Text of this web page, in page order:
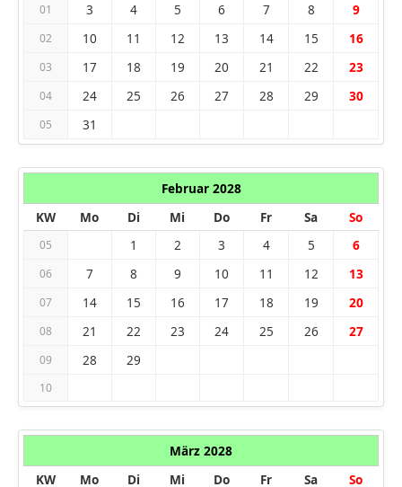
01 3 4 5 6 7 8 9
02 10 11 12 13 14 15 16
03 17 18 19 20 21 22 23
04 24 25 26 27 28 29 30
05 31
Februar 2028
KW
Mo Di Mi Do Fr Sa So
05 1 2 3 4 5 6
06 7 8 9 10 11 12 13
07 14 15 16 17 18 19 20
08 21 22 23 24 25 26 27
09 28 29
10
März 2028
KW
Mo Di Mi Do Fr Sa So